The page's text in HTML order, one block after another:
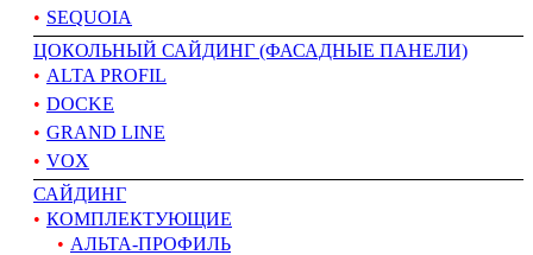
SEQUOIA
ЦОКОЛЬНЫЙ САЙДИНГ (ФАСАДНЫЕ ПАНЕЛИ)
ALTA PROFIL
DOCKE
GRAND LINE
VOX
САЙДИНГ
КОМПЛЕКТУЮЩИЕ
АЛЬТА-ПРОФИЛЬ